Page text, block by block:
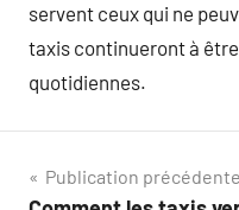
servent ceux qui ne
taxis continueront à
quotidiennes.
Navigation
Publication précédente